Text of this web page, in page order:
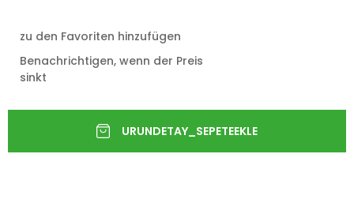
zu den Favoriten hinzufügen
Benachrichtigen, wenn der Preis
sinkt